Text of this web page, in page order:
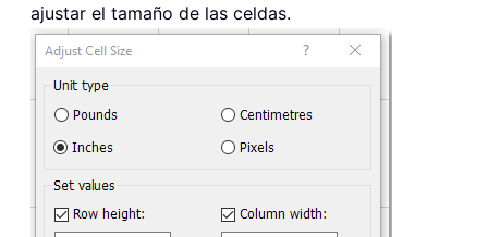
ajustar el tamaño de las celdas.